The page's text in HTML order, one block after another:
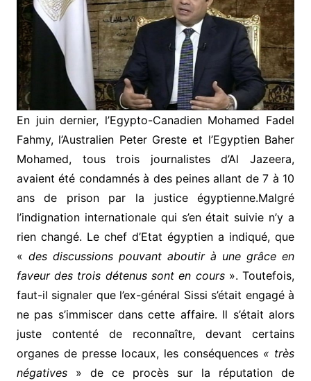
En juin dernier, l’Egypto-Canadien Mohamed Fadel
Fahmy, l’Australien Peter Greste et l’Egyptien Baher
Mohamed, tous trois journalistes d’Al Jazeera,
avaient été condamnés à des peines allant de 7 à 10
ans de prison par la justice égyptienne.Malgré
l’indignation internationale qui s’en était suivie n’y a
rien changé. Le chef d’Etat égyptien a indiqué, que
« des discussions pouvant aboutir à une grâce en
faveur des trois détenus sont en cours». Toutefois,
faut-il signaler que l’ex-général Sissi s’était engagé à
ne pas s’immiscer dans cette affaire. Il s’était alors
juste contenté de reconnaître, devant certains
organes de presse locaux, les conséquences « très
négatives» de ce procès sur la réputation de